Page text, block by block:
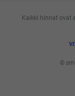
©
Kaikki hinnat ovat